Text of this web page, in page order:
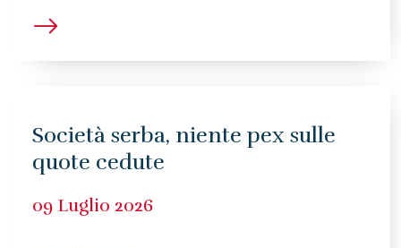
Società serba, niente pex sulle
quote cedute
09 Luglio 2026